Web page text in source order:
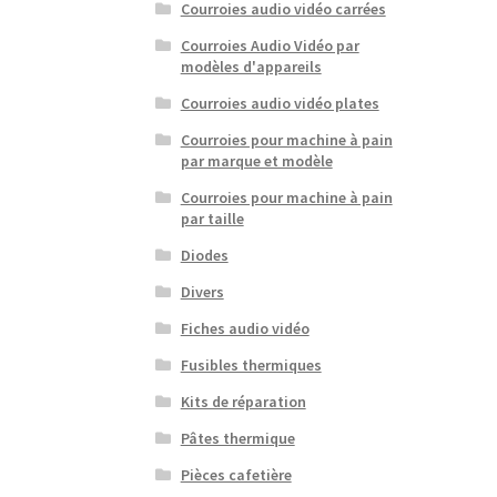
Courroies audio vidéo carrées
Courroies Audio Vidéo par
modèles d'appareils
Courroies audio vidéo plates
Courroies pour machine à pain
par marque et modèle
Courroies pour machine à pain
par taille
Diodes
Divers
Fiches audio vidéo
Fusibles thermiques
Kits de réparation
Pâtes thermique
Pièces cafetière